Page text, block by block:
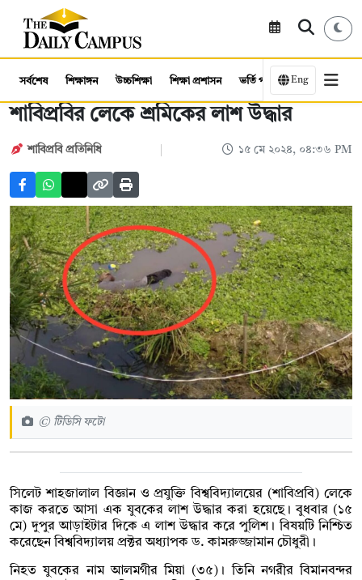
সর্বশেষ শিক্ষাঙ্গন উচ্চশিক্ষা শিক্ষা প্রশাসন ভর্তি পরীক্ষা কর্মসংস্থান
Eng
শাবিপ্রবির লেকে শ্রমিকের লাশ উদ্ধার
শাবিপ্রবি প্রতিনিধি ১৫ মে ২০২৪, ০৪:৩৬ PM
© টিডিসি ফটো
সিলেট শাহজালাল বিজ্ঞান ও প্রযুক্তি বিশ্ববিদ্যালয়ের (শাবিপ্রবি) লেকে
কাজ করতে আসা এক যুবকের লাশ উদ্ধার করা হয়েছে। বুধবার (১৫
মে) দুপুর আড়াইটার দিকে এ লাশ উদ্ধার করে পুলিশ। বিষয়টি নিশ্চিত
করেছেন বিশ্ববিদ্যালয় প্রক্টর অধ্যাপক ড. কামরুজ্জামান চৌধুরী ।
নিহত যুবকের নাম আলমগীর মিয়া (৩৫)। তিনি নগরীর বিমানবন্দর